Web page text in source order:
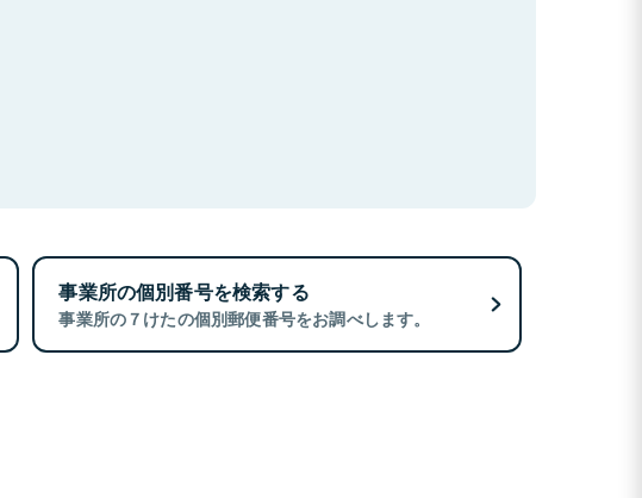
事業所の個別番号を検索する
事業所の７けたの個別郵便番号をお調べします。